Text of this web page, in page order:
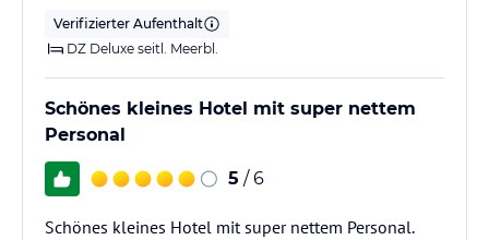
Verifizierter Aufenthalt
DZ Deluxe seitl. Meerbl.
Schönes kleines Hotel mit super nettem
Personal
5 / 6
Schönes kleines Hotel mit super nettem Personal.